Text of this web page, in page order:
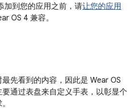
加到您的应用之前，请让您的应用
OS 4 兼容。
先看到的内容，因此是 Wear OS
通过表盘来自定义手表，以彰显个